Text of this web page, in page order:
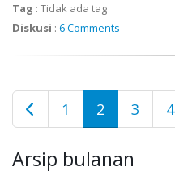
Tag : Tidak ada tag
Diskusi : 6 Comments
1 2 3 4
Arsip bulanan